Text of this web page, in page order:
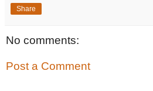
Share
No comments:
Post a Comment